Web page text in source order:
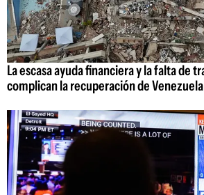
La escasa ayuda financiera y la falta de
complican la recuperación de